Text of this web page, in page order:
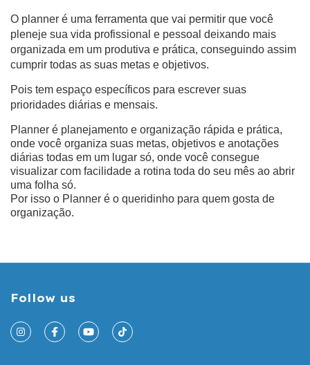
O planner é uma ferramenta que vai permitir que você
pleneje sua vida profissional e pessoal deixando mais
organizada em um produtiva e prática, conseguindo assim
cumprir todas as suas metas e objetivos.
Pois tem espaço específicos para escrever suas
prioridades diárias e mensais.
Planner é planejamento e organização rápida e prática,
onde você organiza suas metas, objetivos e anotações
diárias todas em um lugar só, onde você consegue
visualizar com facilidade a rotina toda do seu mês ao abrir
uma folha só.
Por isso o Planner é o queridinho para quem gosta de
organização.
Follow us